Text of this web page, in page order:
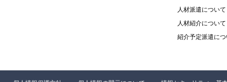
ていただい
７．個人情
ご本人様が
人材派遣について
人材紹介について
紹介予定派遣に